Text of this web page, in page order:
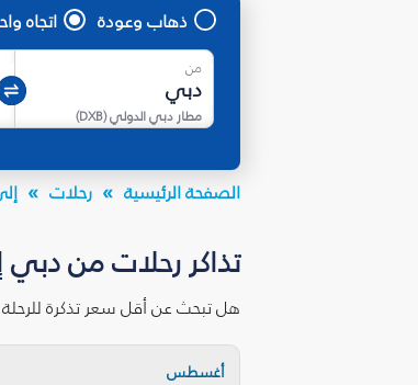
ذهاب وعودة اتجاه
من
مطار دبي الدولي(
DXB
)
الصفحة الرئيسية رحلات
تذاكر رحلات من
هل تبحث عن أقل سعر تذكرة
أغسطس